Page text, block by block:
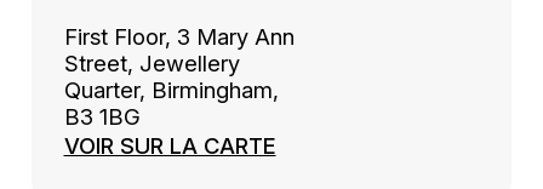
First Floor, 3 Mary Ann
Street, Jewellery
Quarter, Birmingham,
B3 1BG
VOIR SUR LA CARTE